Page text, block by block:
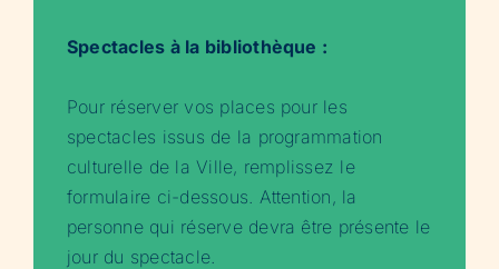
Spectacles à la bibliothèque :
Pour réserver vos places pour les
spectacles issus de la programmation
culturelle de la Ville, remplissez le
formulaire ci-dessous. Attention, la
personne qui réserve devra être présente le
jour du spectacle.